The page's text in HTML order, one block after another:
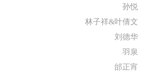
孙悦
林子祥&叶倩文
刘德华
羽泉
邰正宵